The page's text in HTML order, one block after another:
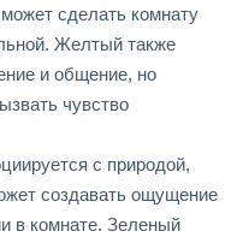
сделать комнату
Желтый также
и общение, но
чувство
с природой,
создавать ощущение
в комнате. Зеленый